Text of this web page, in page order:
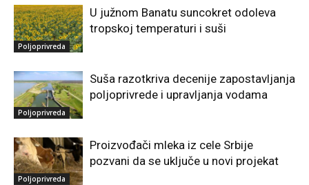
Poljoprivreda
U južnom Banatu suncokret odoleva
tropskoj temperaturi i suši
Poljoprivreda
Suša razotkriva decenije zapostavljanja
poljoprivrede i upravljanja vodama
Poljoprivreda
Proizvođači mleka iz cele Srbije
pozvani da se uključe u novi projekat